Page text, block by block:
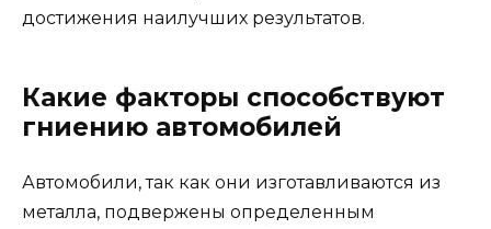
достижения наилучших результатов.
Какие факторы способствуют
гниению автомобилей
Автомобили, так как они изготавливаются из
металла, подвержены определенным